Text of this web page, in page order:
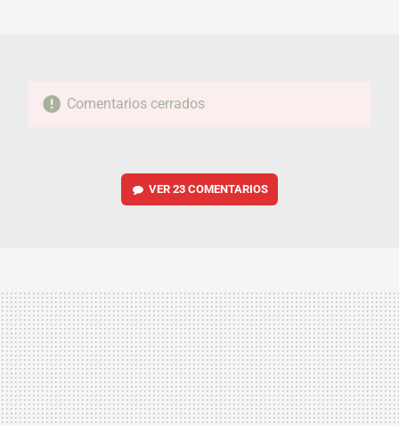
Comentarios cerrados
VER 23 COMENTARIOS